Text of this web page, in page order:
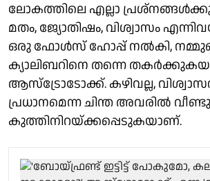
ലോകത്തിലെ എല്ലാ
മതം, ജ്യോതിഷം, വിശ്വാസം
ഒരു ഫോൾസ് ഹോപ്പ് നൽകി,
ക്യാലിബറിനെ തന്നെ
ആസ്ട്രോടോക്ക്. കഴിവല്ല,
പ്രധാനമെന്ന ചിന്ത അവരിൽ
കുത്തിനിറയ്ക്കപ്പെടുകയാണ്.